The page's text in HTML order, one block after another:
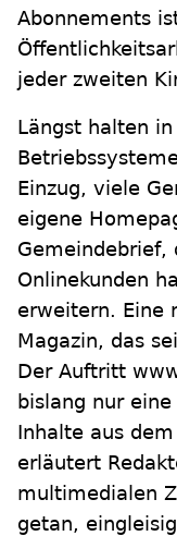
Abonnements
jeder zweiten
Längst halten
Einzug, viele
eigene
Gemeindebrief,
Onlinekunden
erweitern. Eine
Magazin, das
Der Auftritt
bislang nur
Inhalte aus
erläutert
multimedialen
getan,